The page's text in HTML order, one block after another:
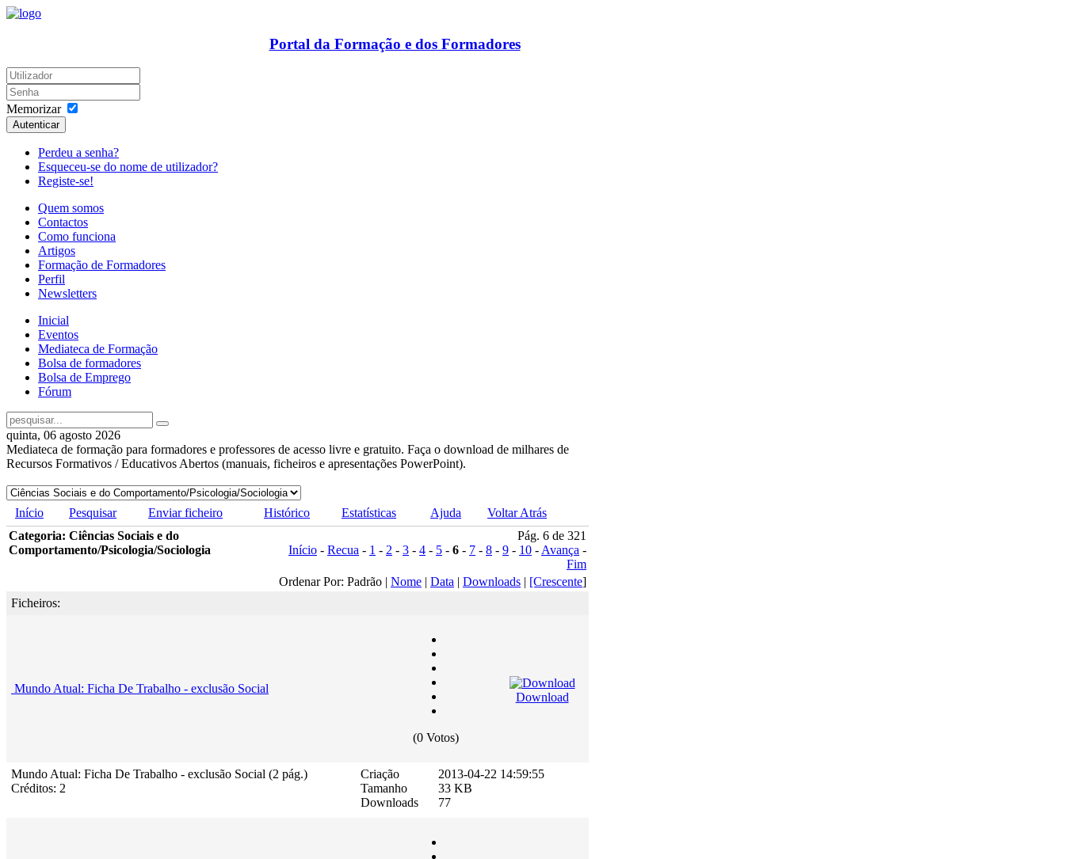
Portal da Formação e dos Formadores
Memorizar
Autenticar
Perdeu a senha?
Esqueceu-se do nome de utilizador?
Registe-se!
Quem somos
Contactos
Como funciona
Artigos
Formação de Formadores
Perfil
Newsletters
Inicial
Eventos
Mediateca de Formação
Bolsa de formadores
Bolsa de Emprego
Fórum
quinta, 06 agosto 2026
Mediateca de formação para formadores e professores de acesso livre e gratuito. Faça o download de milhares de
Recursos Formativos / Educativos Abertos (manuais, ficheiros e apresentações PowerPoint).
Início Pesquisar Enviar ficheiro Histórico Estatísticas Ajuda
Voltar Atrás
Categoria: Ciências Sociais e do
Comportamento/Psicologia/Sociologia
Pág. 6 de 321
Início - Recua - 1 - 2 - 3 - 4 - 5 - 6 - 7 - 8 - 9 - 10 -Avança -
Fim
Ordenar Por: Padrão | Nome | Data | Downloads | [Crescente]
Ficheiros:
Mundo Atual: Ficha De Trabalho - exclusão Social
(0 Votos)
Download
Mundo Atual: Ficha De Trabalho - exclusão Social (2 pág.)
Créditos: 2
Criação
Tamanho
Downloads
2013-04-22 14:59:55
33 KB
77